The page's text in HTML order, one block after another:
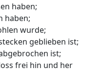
haben;
haben;
wurde;
geblieben ist;
ist;
frei hin und her